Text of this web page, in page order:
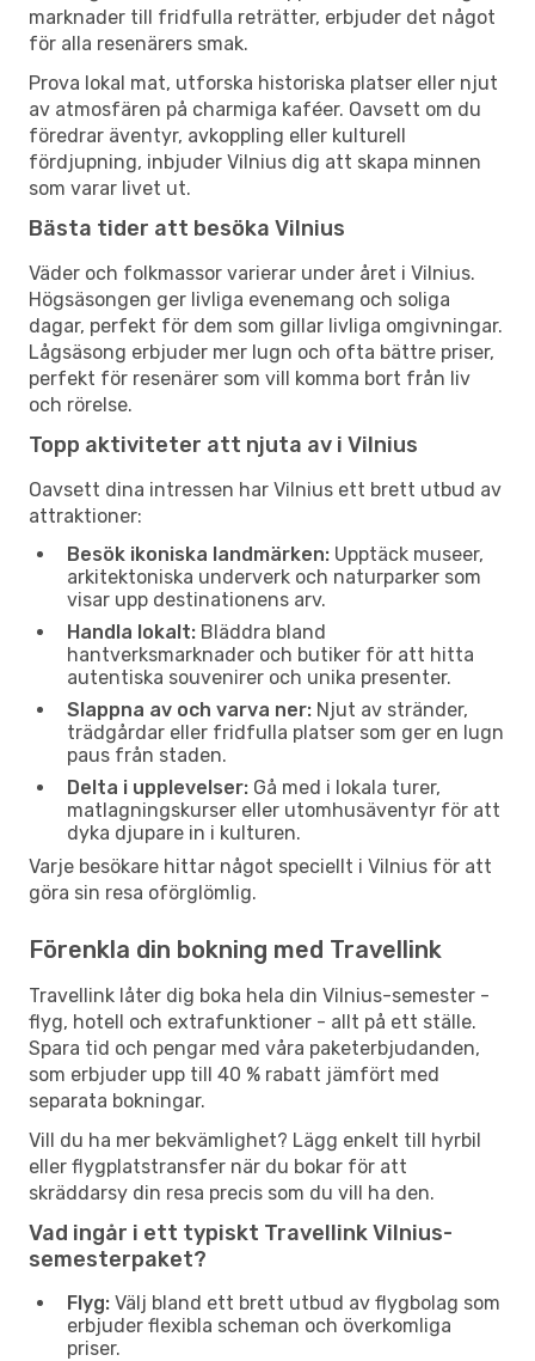
marknader till fridfulla reträtter, erbjuder det något
för alla resenärers smak.
Prova lokal mat, utforska historiska platser eller njut
av atmosfären på charmiga kaféer. Oavsett om du
föredrar äventyr, avkoppling eller kulturell
fördjupning, inbjuder Vilnius dig att skapa minnen
som varar livet ut.
Bästa tider att besöka Vilnius
Väder och folkmassor varierar under året i Vilnius.
Högsäsongen ger livliga evenemang och soliga
dagar, perfekt för dem som gillar livliga omgivningar.
Lågsäsong erbjuder mer lugn och ofta bättre priser,
perfekt för resenärer som vill komma bort från liv
och rörelse.
Topp aktiviteter att njuta av i Vilnius
Oavsett dina intressen har Vilnius ett brett utbud av
attraktioner:
Besök ikoniska landmärken: Upptäck museer,
arkitektoniska underverk och naturparker som
visar upp destinationens arv.
Handla lokalt: Bläddra bland
hantverksmarknader och butiker för att hitta
autentiska souvenirer och unika presenter.
Slappna av och varva ner: Njut av stränder,
trädgårdar eller fridfulla platser som ger en lugn
paus från staden.
Delta i upplevelser: Gå med i lokala turer,
matlagningskurser eller utomhusäventyr för att
dyka djupare in i kulturen.
Varje besökare hittar något speciellt i Vilnius för att
göra sin resa oförglömlig.
Förenkla din bokning med Travellink
Travellink låter dig boka hela din Vilnius-semester -
flyg, hotell och extrafunktioner - allt på ett ställe.
Spara tid och pengar med våra paketerbjudanden,
som erbjuder upp till 40 % rabatt jämfört med
separata bokningar.
Vill du ha mer bekvämlighet? Lägg enkelt till hyrbil
eller flygplatstransfer när du bokar för att
skräddarsy din resa precis som du vill ha den.
Vad ingår i ett typiskt Travellink Vilnius-
semesterpaket?
Flyg: Välj bland ett brett utbud av flygbolag som
erbjuder flexibla scheman och överkomliga
priser.